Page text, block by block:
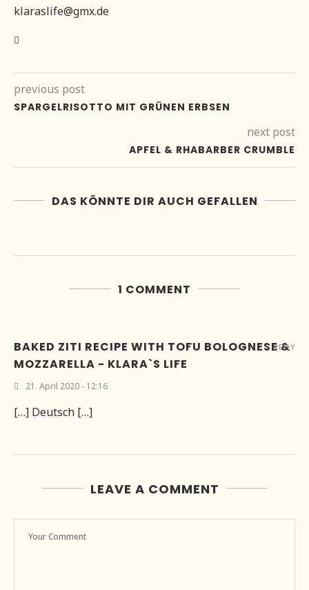
klaraslife@gmx.de
previous post
SPARGELRISOTTO MIT GRÜNEN ERBSEN
next post
APFEL & RHABARBER CRUMBLE
DAS KÖNNTE DIR AUCH GEFALLEN
1 COMMENT
BAKED ZITI RECIPE WITH TOFU BOLOGNESE &
MOZZARELLA - KLARA`S LIFE
21. April 2020 - 12:16
[…] Deutsch […]
REPLY
LEAVE A COMMENT